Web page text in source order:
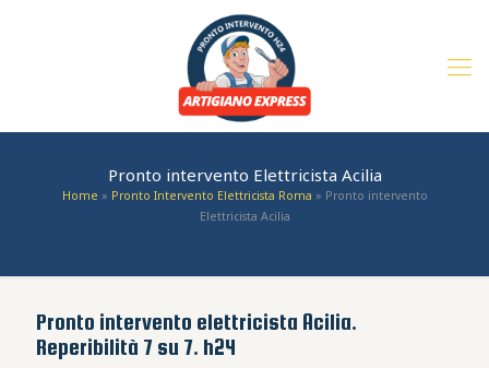
Pronto intervento Elettricista Acilia
Home » Pronto Intervento Elettricista Roma » Pronto intervento
Elettricista Acilia
Pronto intervento elettricista Acilia.
Reperibilità 7 su 7. h24